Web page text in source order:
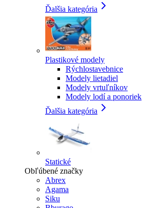
Ďalšia kategória
Plastikové modely
Rýchlostavebnice
Modely lietadiel
Modely vrtuľníkov
Modely lodí a ponoriek
Ďalšia kategória
Statické
Obľúbené značky
Abrex
Agama
Siku